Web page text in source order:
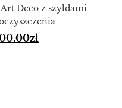
Deco z szyldami
zł